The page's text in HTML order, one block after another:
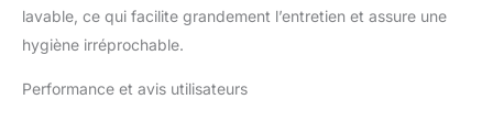
𝐥'é𝐩𝐫𝐞𝐮𝐯𝐞 𝐝𝐮 𝐭𝐞𝐦𝐩𝐬 :
lavable, ce qui facilite grandement l’entretien et assure une
hygiène irréprochable.
Performance et avis utilisateurs